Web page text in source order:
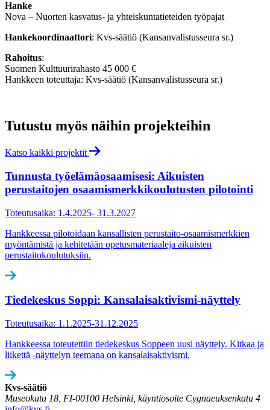
Hanke
Nova – Nuorten kasvatus- ja yhteiskuntatieteiden työpajat
Hankekoordinaattori: Kvs-säätiö (Kansanvalistusseura sr.)
Rahoitus:
Suomen Kulttuurirahasto 45 000 €
Hankkeen toteuttaja: Kvs-säätiö (Kansanvalistusseura sr.)
Tutustu myös näihin projekteihin
Katso kaikki projektit
Tunnusta työelämäosaamisesi: Aikuisten
perustaitojen osaamismerkkikoulutus­ten pilotointi
Toteutusaika: 1.4.2025- 31.3.2027
Hankkeessa pilotoidaan kansallisten perustaito-osaamismerkkien
myöntämistä ja kehitetään opetusmateriaaleja aikuisten
perustaitokoulutuksiin.
Tiedekeskus Soppi: Kansalaisaktivismi-näyttely
Toteutusaika: 1.1.2025-31.12.2025
Hankkeessa toteutettiin tiedekeskus Soppeen uusi näyttely. Kitkaa ja
liikettä -näyttelyn teemana on kansalaisaktivismi.
Kvs-säätiö
Museokatu 18, FI-00100 Helsinki, käyntiosoite Cygnaeuksenkatu 4